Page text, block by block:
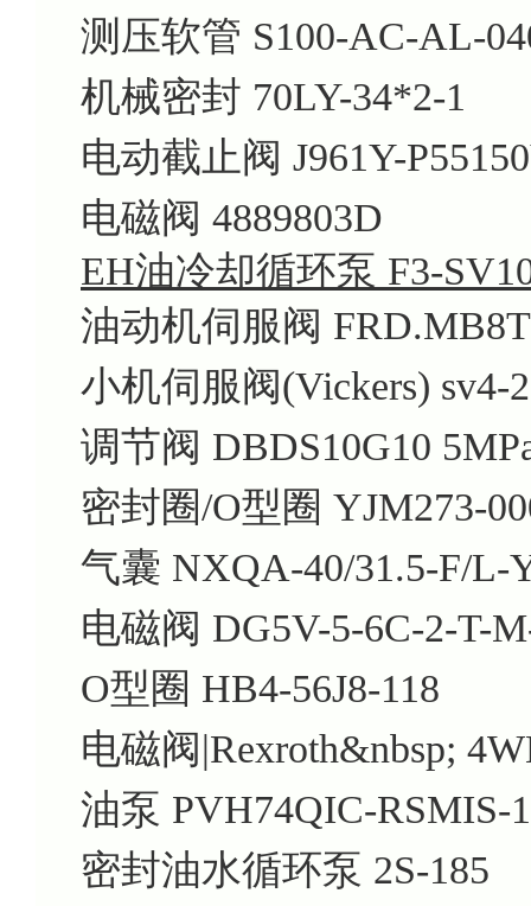
测压软管 S100-AC-AL-
机械密封 70LY-34*2-1
电动截止阀 J961Y-
电磁阀 4889803D
EH油冷却循环泵 F3-
油动机伺服阀
小机伺服阀(Vickers) sv4-
调节阀 DBDS10G10
密封圈/O型圈 YJM273-
气囊 NXQA-40/31.5-F/L-
电磁阀 DG5V-5-6C-2-T-
O型圈 HB4-56J8-118
电磁阀|Rexroth&nbsp;
油泵 PVH74QIC-RSMIS-
密封油水循环泵 2S-185